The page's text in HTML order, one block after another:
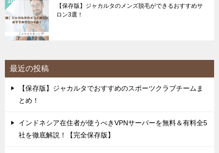
【保存版】ジャカルタのメンズ脱毛ができるおすすめサ
ロン3選！
最近の投稿
【保存版】ジャカルタでおすすめのスポーツクラブチームま
とめ！
インドネシア在住者が使うべきVPNサーバーを無料＆有料全5
社を徹底解説！【完全保存版】